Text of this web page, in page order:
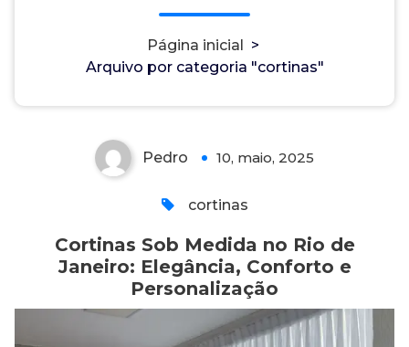
Página inicial
>
Arquivo por categoria "cortinas"
Cortinas Sob Medida no Rio de
Janeiro: Elegância, Conforto e
Personalização
Pedro 10, maio, 2025
cortinas
Cortinas Sob Medida no Rio de
Janeiro: Elegância, Conforto e
Personalização